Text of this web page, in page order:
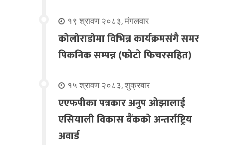
१९ श्रावण २०८३, मंगलवार
कोलोराडोमा विभिन्न कार्यक्रमसंगै समर
पिकनिक सम्पन्न (फोटो फिचरसहित)
१५ श्रावण २०८३, शुक्रबार
एएफपीका पत्रकार अनुप ओझालाई
एसियाली विकास बैंकको अन्तर्राष्ट्रिय
अवार्ड